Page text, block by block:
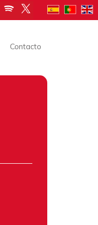
Contacto